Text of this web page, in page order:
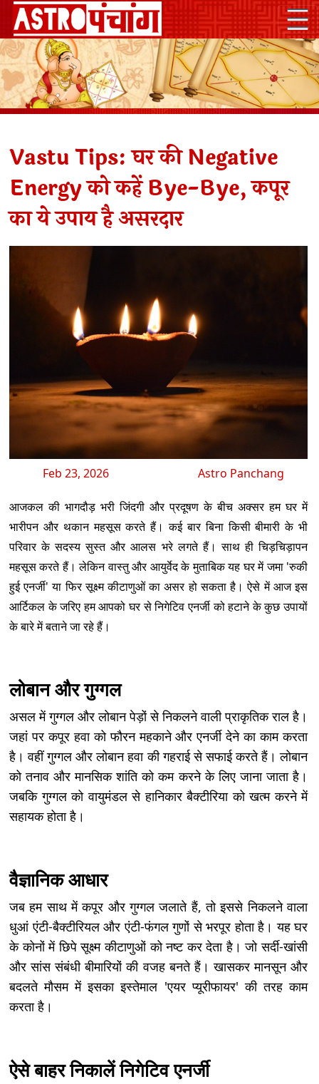
Vastu Tips: घर की Negative
Energy को कहें Bye-Bye, कपूर
का ये उपाय है असरदार
Feb 23, 2026 Astro Panchang
आजकल की भागदौड़ भरी जिंदगी और प्रदूषण के बीच अक्सर हम घर में
भारीपन और थकान महसूस करते हैं। कई बार बिना किसी बीमारी के भी
परिवार के सदस्य सुस्त और आलस भरे लगते हैं। साथ ही चिड़चिड़ापन
महसूस करते हैं। लेकिन वास्तु और आयुर्वेद के मुताबिक यह घर में जमा 'रुकी
हुई एनर्जी' या फिर सूक्ष्म कीटाणुओं का असर हो सकता है। ऐसे में आज इस
आर्टिकल के जरिए हम आपको घर से निगेटिव एनर्जी को हटाने के कुछ उपायों
के बारे में बताने जा रहे हैं।
लोबान और गुग्गल
असल में गुग्गल और लोबान पेड़ों से निकलने वाली प्राकृतिक राल है।
जहां पर कपूर हवा को फौरन महकाने और एनर्जी देने का काम करता
है। वहीं गुग्गल और लोबान हवा की गहराई से सफाई करते हैं। लोबान
को तनाव और मानसिक शांति को कम करने के लिए जाना जाता है।
जबकि गुग्गल को वायुमंडल से हानिकार बैक्टीरिया को खत्म करने में
सहायक होता है।
वैज्ञानिक आधार
जब हम साथ में कपूर और गुग्गल जलाते हैं, तो इससे निकलने वाला
धुआं एंटी-बैक्टीरियल और एंटी-फंगल गुणों से भरपूर होता है। यह घर
के कोनों में छिपे सूक्ष्म कीटाणुओं को नष्ट कर देता है। जो सर्दी-खांसी
और सांस संबंधी बीमारियों की वजह बनते हैं। खासकर मानसून और
बदलते मौसम में इसका इस्तेमाल 'एयर प्यूरीफायर' की तरह काम
करता है।
ऐसे बाहर निकालें निगेटिव एनर्जी